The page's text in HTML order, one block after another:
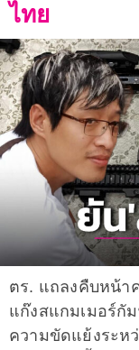
ไทย
ตร. แถลงคืบหน้า
แก๊งสแกมเมอร์กั
ความขัดแย้งระห